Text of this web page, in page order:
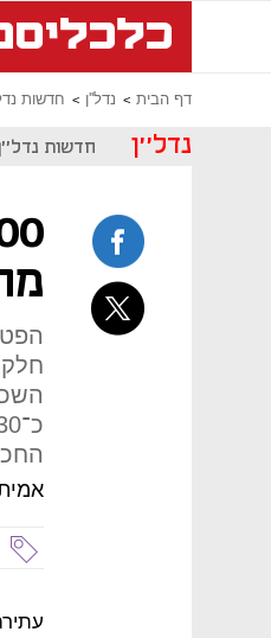
דף הבית נדל''ן חדשות
נדל''ן חדשות